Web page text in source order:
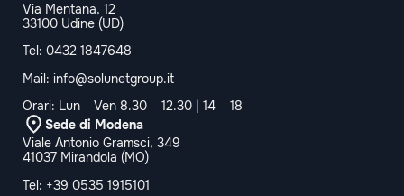
Via Mentana, 12
33100 Udine (UD)
Tel: 0432 1847648
Mail: info@solunetgroup.it
Orari: Lun – Ven 8.30 – 12.30 | 14 – 18
Sede di Modena
Viale Antonio Gramsci, 349
41037 Mirandola (MO)
Tel: +39 0535 1915101